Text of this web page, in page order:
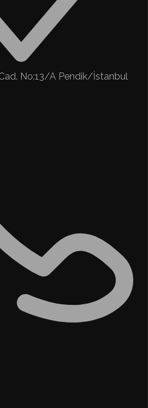
No:13/A Pendik/İstanbul